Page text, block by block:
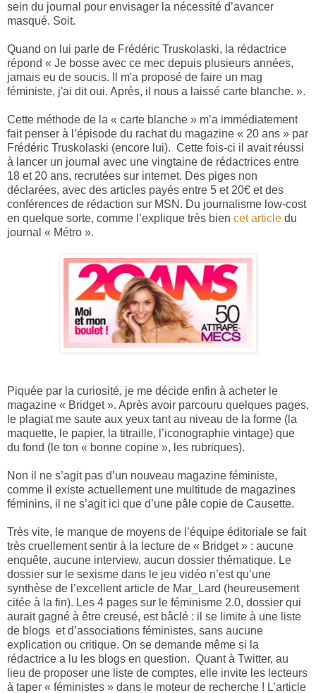
sein du journal pour envisager la nécessité d’avancer
masqué. Soit.
Quand on lui parle de Frédéric Truskolaski, la rédactrice
répond « Je bosse avec ce mec depuis plusieurs années,
jamais eu de soucis. Il m'a proposé de faire un mag
féministe, j'ai dit oui. Après, il nous a laissé carte blanche. ».
Cette méthode de la « carte blanche » m’a immédiatement
fait penser à l’épisode du rachat du magazine « 20 ans » par
Frédéric Truskolaski (encore lui). Cette fois-ci il avait réussi
à lancer un journal avec une vingtaine de rédactrices entre
18 et 20 ans, recrutées sur internet. Des piges non
déclarées, avec des articles payés entre 5 et 20€ et des
conférences de rédaction sur MSN. Du journalisme low-cost
en quelque sorte, comme l’explique très bien cet article du
journal « Métro ».
Piquée par la curiosité, je me décide enfin à acheter le
magazine « Bridget ». Après avoir parcouru quelques pages,
le plagiat me saute aux yeux tant au niveau de la forme (la
maquette, le papier, la titraille, l’iconographie vintage) que
du fond (le ton « bonne copine », les rubriques).
Non il ne s’agit pas d’un nouveau magazine féministe,
comme il existe actuellement une multitude de magazines
féminins, il ne s’agit ici que d’une pâle copie de Causette.
Très vite, le manque de moyens de l’équipe éditoriale se fait
très cruellement sentir à la lecture de « Bridget » : aucune
enquête, aucune interview, aucun dossier thématique. Le
dossier sur le sexisme dans le jeu vidéo n’est qu’une
synthèse de l’excellent article de Mar_Lard (heureusement
citée à la fin). Les 4 pages sur le féminisme 2.0, dossier qui
aurait gagné à être creusé, est bâclé : il se limite à une liste
de blogs et d’associations féministes, sans aucune
explication ou critique. On se demande même si la
rédactrice a lu les blogs en question. Quant à Twitter, au
lieu de proposer une liste de comptes, elle invite les lecteurs
à taper « féministes » dans le moteur de recherche ! L’article